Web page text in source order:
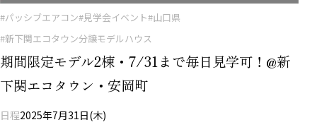
#パッシブエアコン#見学会イベント#山口県
#新下関エコタウン分譲モデルハウス
期間限定モデル2棟・7/31まで毎日見学可！@新
下関エコタウン・安岡町
日程2025年7月31日(木)